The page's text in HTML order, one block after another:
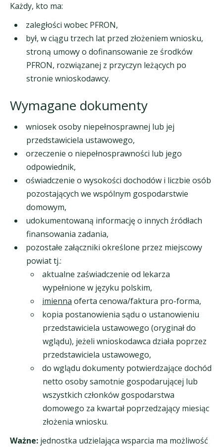
Każdy, kto ma:
zaległości wobec PFRON,
był, w ciągu trzech lat przed złożeniem wniosku,
stroną umowy o dofinansowanie ze środków
PFRON, rozwiązanej z przyczyn leżących po
stronie wnioskodawcy.
Wymagane dokumenty
wniosek osoby niepełnosprawnej lub jej
przedstawiciela ustawowego,
orzeczenie o niepełnosprawności lub jego
odpowiednik,
oświadczenie o wysokości dochodów i liczbie osób
pozostających we wspólnym gospodarstwie
domowym,
udokumentowaną informację o innych źródłach
finansowania zadania,
pozostałe załączniki określone przez miejscowy
powiat tj.:
aktualne zaświadczenie od lekarza
wypełnione w języku polskim,
imienna oferta cenowa/faktura pro-forma,
kopia postanowienia sądu o ustanowieniu
przedstawiciela ustawowego (oryginał do
wglądu), jeżeli wnioskodawca działa poprzez
przedstawiciela ustawowego,
do wglądu dokumenty potwierdzające dochód
netto osoby samotnie gospodarującej lub
wszystkich członków gospodarstwa
domowego za kwartał poprzedzający miesiąc
złożenia wniosku.
Ważne: jednostka udzielająca wsparcia ma możliwość